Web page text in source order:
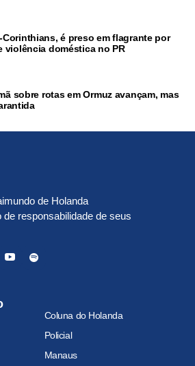
é preso em flagrante por
violência doméstica no PR
sobre rotas em Ormuz avançam, mas
de Holanda
responsabilidade de seus
Coluna do Holanda
Policial
Manaus